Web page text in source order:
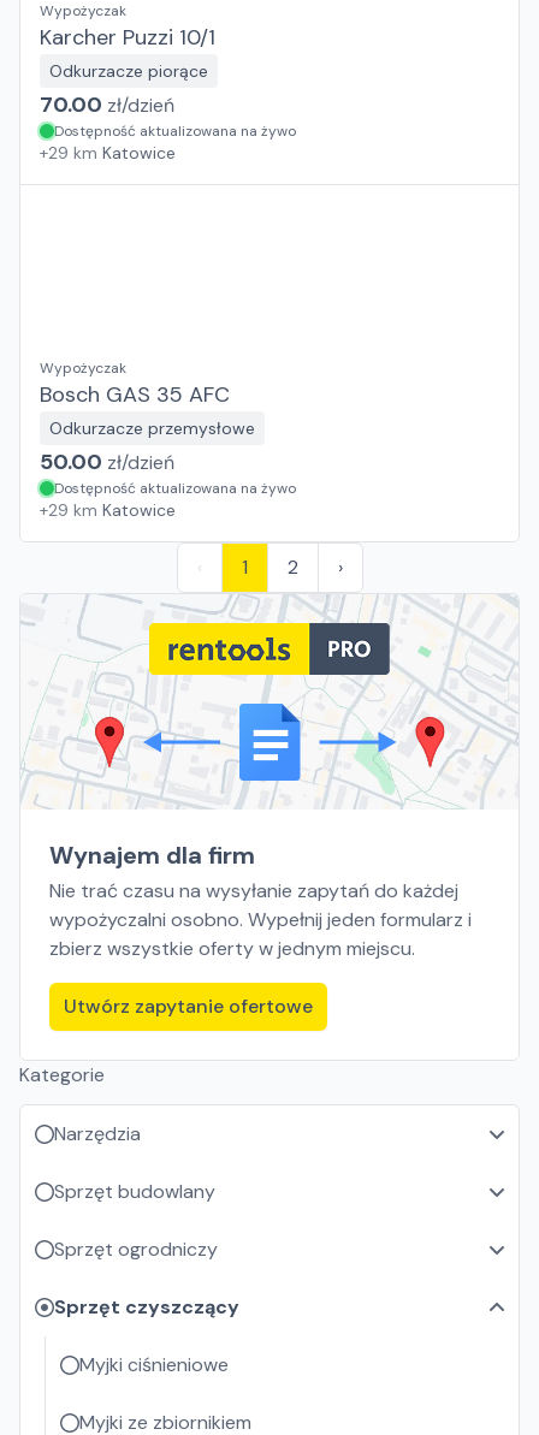
Wypożyczak
Karcher Puzzi 10/1
Odkurzacze piorące
70.00 zł/dzień
Dostępność aktualizowana na żywo
+29 km Katowice
Wypożyczak
Bosch GAS 35 AFC
Odkurzacze przemysłowe
50.00 zł/dzień
Dostępność aktualizowana na żywo
+29 km Katowice
‹ 1 2 ›
Wynajem dla firm
Nie trać czasu na wysyłanie zapytań do każdej
wypożyczalni osobno. Wypełnij jeden formularz i
zbierz wszystkie oferty w jednym miejscu.
Utwórz zapytanie ofertowe
Kategorie
Narzędzia
Sprzęt budowlany
Sprzęt ogrodniczy
Sprzęt czyszczący
Myjki ciśnieniowe
Myjki ze zbiornikiem